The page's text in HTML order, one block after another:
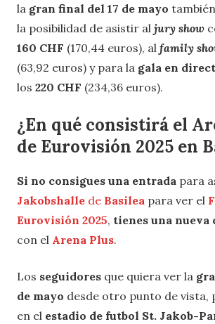
la gran final del 17 de mayo
la posibilidad de asistir al jury show
160 CHF (170,44 euros), al family
(63,92 euros) y para la gala en
los 220 CHF (234,36 euros).
¿En qué consistirá el
de Eurovisión 2025 en
Si no consigues una entrada para
Jakobshalle de Basilea para ver el
Eurovisión 2025, tienes una
con el Arena Plus.
Los seguidores que quiera ver la
de mayo desde otro punto de vista,
en el estadio de futbol St. Jakob-